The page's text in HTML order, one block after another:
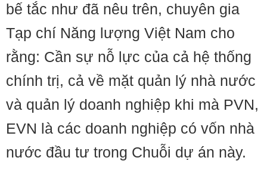
bế tắc như đã nêu trên, chuyên gia
Tạp chí Năng lượng Việt Nam cho
rằng: Cần sự nỗ lực của cả hệ thống
chính trị, cả về mặt quản lý nhà nước
và quản lý doanh nghiệp khi mà PVN,
EVN là các doanh nghiệp có vốn nhà
nước đầu tư trong Chuỗi dự án này.